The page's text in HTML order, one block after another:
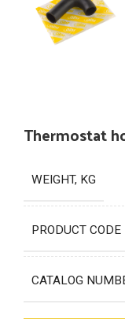
Thermostat
WEIGHT, KG
PRODUCT CODE
CATALOG